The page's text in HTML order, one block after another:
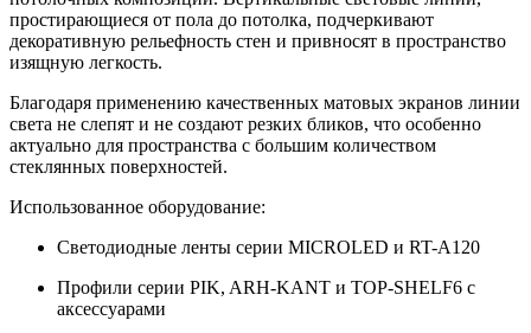
простирающиеся от пола до потолка, подчеркивают
декоративную рельефность стен и привносят в пространство
изящную легкость.
Благодаря применению качественных матовых экранов линии
света не слепят и не создают резких бликов, что особенно
актуально для пространства с большим количеством
стеклянных поверхностей.
Использованное оборудование:
Светодиодные ленты серии MICROLED и RT-А120
Профили серии PIK, ARH-KANT и TOP-SHELF6 с
аксессуарами